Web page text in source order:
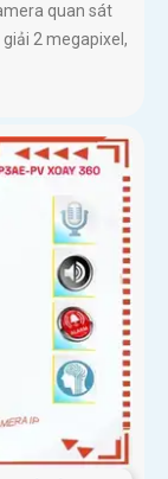
quan sát
2 megapixel,